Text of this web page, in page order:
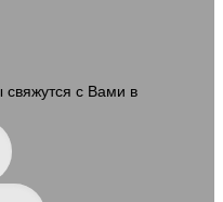
свяжутся с Вами в